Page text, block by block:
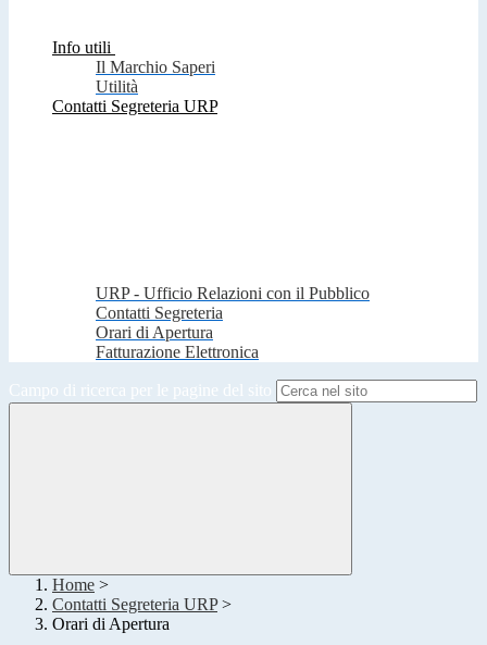
Info utili
Il Marchio Saperi
Utilità
Contatti Segreteria URP
URP - Ufficio Relazioni con il Pubblico
Contatti Segreteria
Orari di Apertura
Fatturazione Elettronica
Campo di ricerca per le pagine del sito
Home >
Contatti Segreteria URP >
Orari di Apertura